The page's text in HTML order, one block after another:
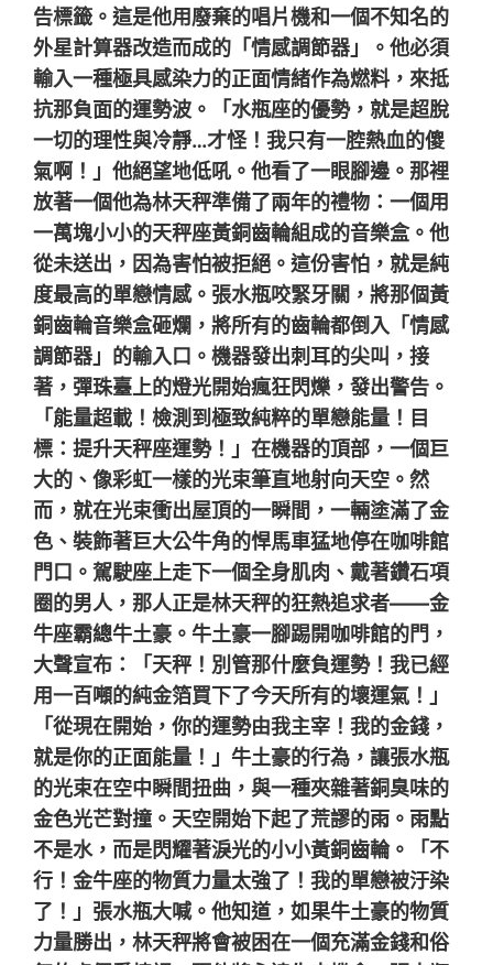
告標籤。這是他用廢棄的唱片機和一個不知名的
外星計算器改造而成的「情感調節器」。他必須
輸入一種極具感染力的正面情緒作為燃料，來抵
抗那負面的運勢波。「水瓶座的優勢，就是超脫
一切的理性與冷靜…才怪！我只有一腔熱血的傻
氣啊！」他絕望地低吼。他看了一眼腳邊。那裡
放著一個他為林天秤準備了兩年的禮物：一個用
一萬塊小小的天秤座黃銅齒輪組成的音樂盒。他
從未送出，因為害怕被拒絕。這份害怕，就是純
度最高的單戀情感。張水瓶咬緊牙關，將那個黃
銅齒輪音樂盒砸爛，將所有的齒輪都倒入「情感
調節器」的輸入口。機器發出刺耳的尖叫，接
著，彈珠臺上的燈光開始瘋狂閃爍，發出警告。
「能量超載！檢測到極致純粹的單戀能量！目
標：提升天秤座運勢！」在機器的頂部，一個巨
大的、像彩虹一樣的光束筆直地射向天空。然
而，就在光束衝出屋頂的一瞬間，一輛塗滿了金
色、裝飾著巨大公牛角的悍馬車猛地停在咖啡館
門口。駕駛座上走下一個全身肌肉、戴著鑽石項
圈的男人，那人正是林天秤的狂熱追求者——金
牛座霸總牛土豪。牛土豪一腳踢開咖啡館的門，
大聲宣布：「天秤！別管那什麼負運勢！我已經
用一百噸的純金箔買下了今天所有的壞運氣！」
「從現在開始，你的運勢由我主宰！我的金錢，
就是你的正面能量！」牛土豪的行為，讓張水瓶
的光束在空中瞬間扭曲，與一種夾雜著銅臭味的
金色光芒對撞。天空開始下起了荒謬的雨。雨點
不是水，而是閃耀著淚光的小小黃銅齒輪。「不
行！金牛座的物質力量太強了！我的單戀被汙染
了！」張水瓶大喊。他知道，如果牛土豪的物質
力量勝出，林天秤將會被困在一個充滿金錢和俗